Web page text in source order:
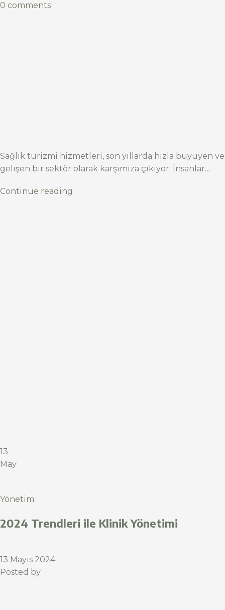
0 comments
Sağlık turizmi hizmetleri, son yıllarda hızla büyüyen ve
gelişen bir sektör olarak karşımıza çıkıyor. İnsanlar…
Continue reading
13
May
Yönetim
2024 Trendleri ile Klinik Yönetimi
13 Mayıs 2024
Posted by